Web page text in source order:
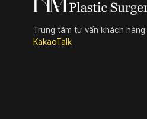
Trung tâm tư vấn khách hàng
KakaoTalk